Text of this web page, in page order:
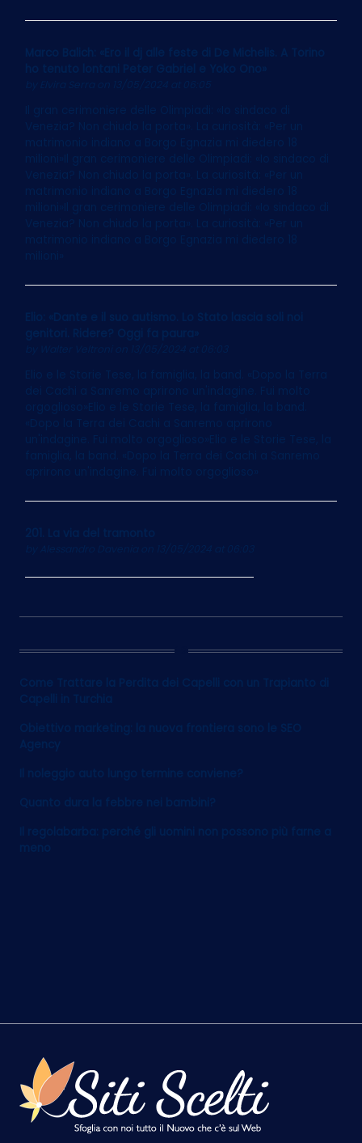
Marco Balich: «Ero il dj alle feste di De Michelis. A Torino
ho tenuto lontani Peter Gabriel e Yoko Ono»
on 13/05/2024 at 06:05
Il gran cerimoniere delle Olimpiadi: «Io sindaco di
Venezia? Non chiudo la porta». La curiosità: «Per un
matrimonio indiano a Borgo Egnazia mi diedero 18
milioni»Il gran cerimoniere delle Olimpiadi: «Io sindaco di
Venezia? Non chiudo la porta». La curiosità: «Per un
matrimonio indiano a Borgo Egnazia mi diedero 18
milioni»Il gran cerimoniere delle Olimpiadi: «Io sindaco di
Venezia? Non chiudo la porta». La curiosità: «Per un
matrimonio indiano a Borgo Egnazia mi diedero 18
Elio: «Dante e il suo autismo. Lo Stato lascia soli noi
genitori. Ridere? Oggi fa paura»
Walter Veltroni on 13/05/2024 at 06:03
Elio e le Storie Tese, la famiglia, la band. «Dopo la Terra
dei Cachi a Sanremo aprirono un'indagine. Fui molto
orgoglioso»Elio e le Storie Tese, la famiglia, la band.
«Dopo la Terra dei Cachi a Sanremo aprirono
un'indagine. Fui molto orgoglioso»Elio e le Storie Tese, la
famiglia, la band. «Dopo la Terra dei Cachi a Sanremo
aprirono un'indagine. Fui molto orgoglioso»
201. La via del tramonto
on 13/05/2024 at 06:03
12
Come Trattare la Perdita dei Capelli con un Trapianto di
Capelli in Turchia
Obiettivo marketing: la nuova frontiera sono le SEO
Agency
Il noleggio auto lungo termine conviene?
Quanto dura la febbre nei bambini?
Il regolabarba: perché gli uomini non possono più farne a
meno